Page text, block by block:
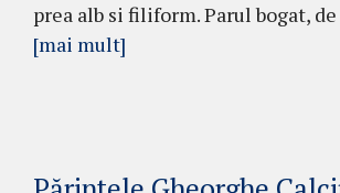
prea alb si filiform. Parul bogat,
[mai mult]